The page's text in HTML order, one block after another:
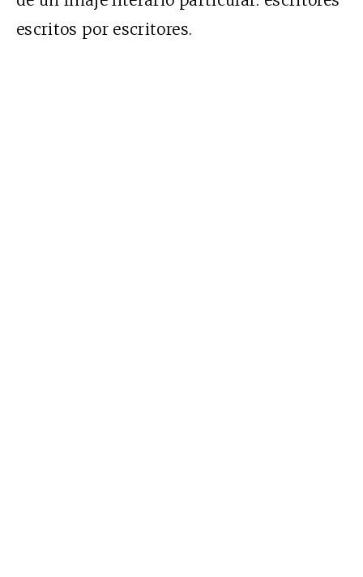
escritos por escritores.